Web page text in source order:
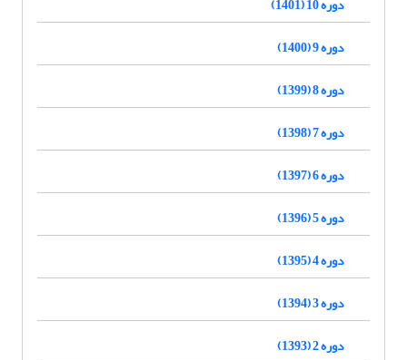
دوره 9 (1400)
دوره 8 (1399)
دوره 7 (1398)
دوره 6 (1397)
دوره 5 (1396)
دوره 4 (1395)
دوره 3 (1394)
دوره 2 (1393)